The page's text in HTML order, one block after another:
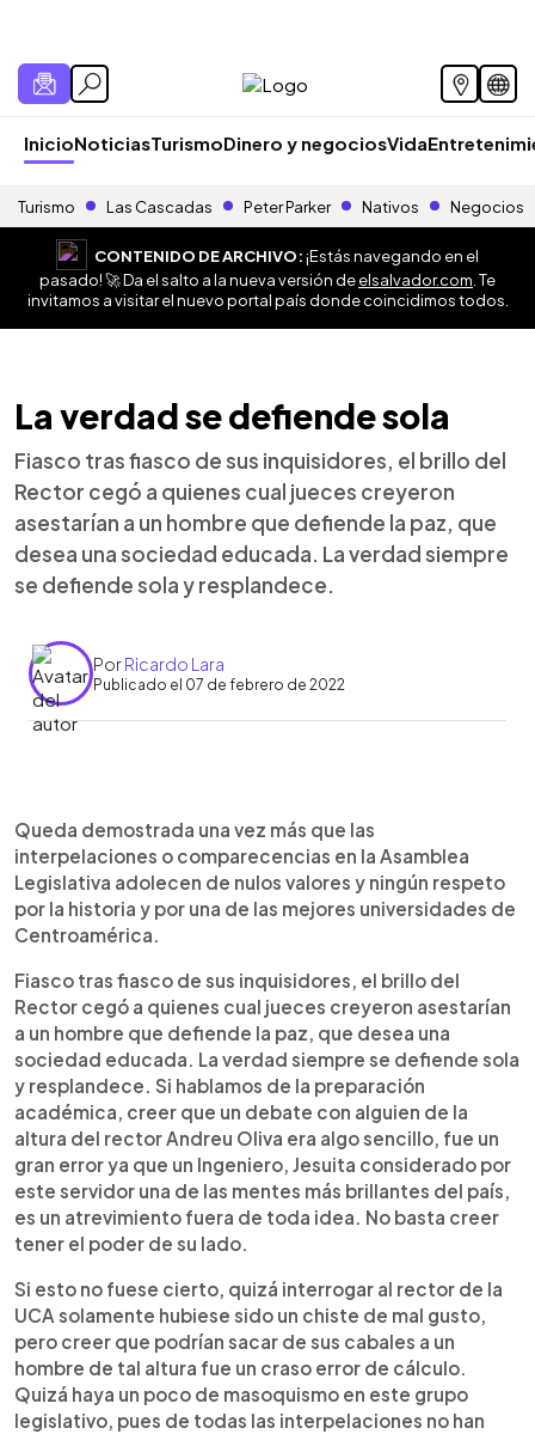
InicioNoticiasTurismoDinero y negociosVida
Turismo Las Cascadas Peter Parker Nativos Negocios
CONTENIDO DE ARCHIVO:¡Estás navegando en el
pasado! 🚀 Da el salto a la nueva versión deelsalvador.com . Te
invitamos a visitar el nuevo portal país donde coincidimos todos.
La verdad se defiende sola
Fiasco tras fiasco de sus inquisidores, el brillo del
Rector cegó a quienes cual jueces creyeron
asestarían a un hombre que defiende la paz, que
desea una sociedad educada. La verdad siempre
se defiende sola y resplandece.
PorRicardo Lara
Publicado el 07 de febrero de 2022
Escuchar artículo
Queda demostrada una vez más que las
interpelaciones o comparecencias en la Asamblea
Legislativa adolecen de nulos valores y ningún respeto
por la historia y por una de las mejores universidades de
Centroamérica.
Fiasco tras fiasco de sus inquisidores, el brillo del
Rector cegó a quienes cual jueces creyeron asestarían
a un hombre que defiende la paz, que desea una
sociedad educada. La verdad siempre se defiende sola
y resplandece. Si hablamos de la preparación
académica, creer que un debate con alguien de la
altura del rector Andreu Oliva era algo sencillo, fue un
gran error ya que un Ingeniero, Jesuita considerado por
este servidor una de las mentes más brillantes del país,
es un atrevimiento fuera de toda idea. No basta creer
tener el poder de su lado.
Si esto no fuese cierto, quizá interrogar al rector de la
UCA solamente hubiese sido un chiste de mal gusto,
pero creer que podrían sacar de sus cabales a un
hombre de tal altura fue un craso error de cálculo.
Quizá haya un poco de masoquismo en este grupo
legislativo, pues de todas las interpelaciones no han